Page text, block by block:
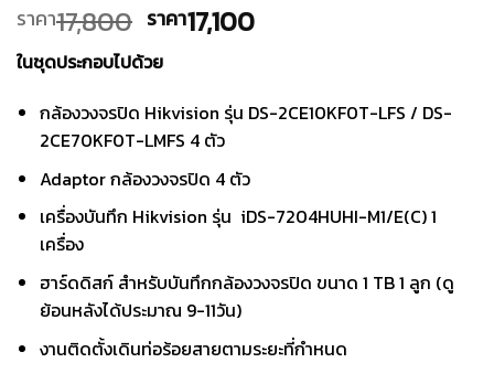
ราคา17,800 Original
price
was:
ราคา
17,800.
ราคา17,100Current
ราคา
17,100.
ในชุดประกอบไปด้วย
กล้องวงจรปิด Hikvision รุ่น DS-2CE10KF0T-LFS / DS-
2CE70KF0T-LMFS 4 ตัว
Adaptor กล้องวงจรปิด 4 ตัว
เครื่องบันทึก Hikvision รุ่น iDS-7204HUHI-M1/E(C) 1
เครื่อง
ฮาร์ดดิสก์ สำหรับบันทึกกล้องวงจรปิด ขนาด 1 TB 1 ลูก (ดู
ย้อนหลังได้ประมาณ 9-11วัน)
งานติดตั้งเดินท่อร้อยสายตามระยะที่กำหนด